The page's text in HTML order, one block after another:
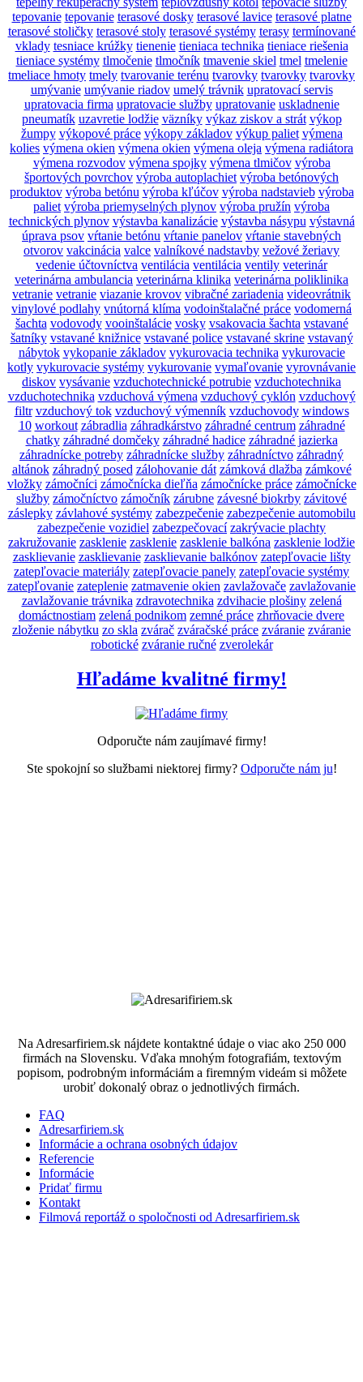
tepovanie tepovanie terasové dosky terasové lavice terasové platne
terasové stoličky terasové stoly terasové systémy terasy termínované
vklady tesniace krúžky tienenie tieniaca technika tieniace riešenia
tieniace systémy tlmočenie tlmočník tmavenie skiel tmel tmelenie
tmeliace hmoty tmely tvarovanie terénu tvarovky tvarovky tvarovky
umývanie umývanie riadov umelý trávnik upratovací servis
upratovacia firma upratovacie služby upratovanie uskladnenie
pneumatík uzavretie lodžie väzníky výkaz ziskov a strát výkop
žumpy výkopové práce výkopy základov výkup paliet výmena
kolies výmena okien výmena okien výmena oleja výmena radiátora
výmena rozvodov výmena spojky výmena tlmičov výroba
športových povrchov výroba autoplachiet výroba betónových
produktov výroba betónu výroba kľúčov výroba nadstavieb výroba
paliet výroba priemyselných plynov výroba pružín výroba
technických plynov výstavba kanalizácie výstavba násypu výstavná
úprava psov vŕtanie betónu vŕtanie panelov vŕtanie stavebných
otvorov vakcinácia valce valníkové nadstavby vežové žeriavy
vedenie účtovníctva ventilácia ventilácia ventily veterinár
veterinárna ambulancia veterinárna klinika veterinárna poliklinika
vetranie vetranie viazanie krovov vibračné zariadenia videovrátnik
vinylové podlahy vnútorná klíma vodoinštalačné práce vodomerná
šachta vodovody vooinštalácie vosky vsakovacia šachta vstavané
šatníky vstavané knižnice vstavané police vstavané skrine vstavaný
nábytok vykopanie základov vykurovacia technika vykurovacie
kotly vykurovacie systémy vykurovanie vymaľovanie vyrovnávanie
diskov vysávanie vzduchotechnické potrubie vzduchotechnika
vzduchotechnika vzduchová výmena vzduchový cyklón vzduchový
filtr vzduchový tok vzduchový výmenník vzduchovody windows
10 workout zábradlia záhradkárstvo záhradné centrum záhradné
chatky záhradné domčeky záhradné hadice záhradné jazierka
záhradnícke potreby záhradnícke služby záhradníctvo záhradný
altánok záhradný posed zálohovanie dát zámková dlažba zámkové
vložky zámočníci zámočnícka dieľňa zámočnícke práce zámočnícke
služby zámočníctvo zámočník zárubne závesné biokrby závitové
záslepky závlahové systémy zabezpečenie zabezpečenie automobilu
zabezpečenie vozidiel zabezpečovací zakrývacie plachty
zakružovanie zasklenie zasklenie zasklenie balkóna zasklenie lodžie
zasklievanie zasklievanie zasklievanie balkónov zatepľovacie lišty
zatepľovacie materiály zatepľovacie panely zatepľovacie systémy
zatepľovanie zateplenie zatmavenie okien zavlažovače zavlažovanie
zavlažovanie trávnika zdravotechnika zdvihacie plošiny zelená
domáctnostiam zelená podnikom zemné práce zhrňovacie dvere
zloženie nábytku zo skla zvárač zváračské práce zváranie zváranie
robotické zváranie ručné zverolekár
Hľadáme kvalitné firmy!
Odporučte nám zaujímavé firmy!
Ste spokojní so službami niektorej firmy? Odporučte nám ju!
Na Adresarfiriem.sk nájdete kontaktné údaje o viac ako 250 000
firmách na Slovensku. Vďaka mnohým fotografiám, textovým
popisom, podrobným informáciám a firemným videám si môžete
urobiť dokonalý obraz o jednotlivých firmách.
FAQ
Adresarfiriem.sk
Informácie a ochrana osobných údajov
Referencie
Informácie
Pridať firmu
Kontakt
Filmová reportáž o spoločnosti od Adresarfiriem.sk